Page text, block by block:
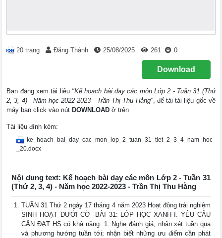
20 trang Đăng Thành 25/08/2025 261 0
Download
Bạn đang xem tài liệu "Kế hoạch bài dạy các môn Lớp 2 - Tuần 31 (Thứ
2, 3, 4) - Năm học 2022-2023 - Trần Thị Thu Hằng", để tải tài liệu gốc về
máy bạn click vào nút DOWNLOAD ở trên
Tài liệu đính kèm:
ke_hoach_bai_day_cac_mon_lop_2_tuan_31_tiet_2_3_4_nam_hoc
_20.docx
Nội dung text: Kế hoạch bài dạy các môn Lớp 2 - Tuần 31
(Thứ 2, 3, 4) - Năm học 2022-2023 - Trần Thị Thu Hằng
TUẦN 31 Thứ 2 ngày 17 tháng 4 năm 2023 Hoạt động trải nghiệm
SINH HOẠT DƯỚI CỜ -BÀI 31: LỚP HỌC XANH I. YÊU CÂU
CẦN ĐẠT HS có khả năng: 1. Nghe đánh giá, nhận xét tuần qua
và phương hướng tuần tới; nhận biết những ưu điểm cần phát